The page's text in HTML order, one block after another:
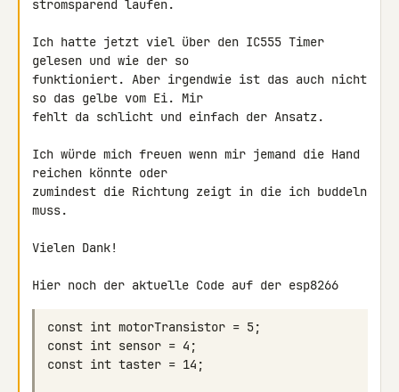
stromsparend laufen.
Ich hatte jetzt viel über den IC555 Timer
gelesen und wie der so
funktioniert. Aber irgendwie ist das auch nicht
so das gelbe vom Ei. Mir
fehlt da schlicht und einfach der Ansatz.
Ich würde mich freuen wenn mir jemand die Hand
reichen könnte oder
zumindest die Richtung zeigt in die ich buddeln
muss.
Vielen Dank!
Hier noch der aktuelle Code auf der esp8266